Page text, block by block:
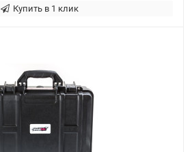
Купить в 1 клик